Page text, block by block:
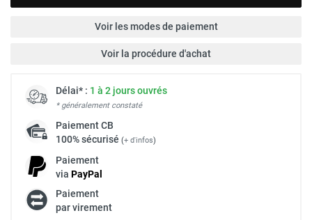
Voir les modes de paiement
Voir la procédure d'achat
Délai* : 1 à 2 jours ouvrés
* généralement constaté
PaiementCB
100% sécurisé (+ d'infos)
Paiement
via PayPal
Paiement
par virement